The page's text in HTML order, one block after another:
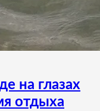
на глазах
отдыха